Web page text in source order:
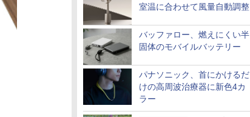
室温に合わせて風量自動調整
バッファロー、燃えにくい半
固体のモバイルバッテリー
パナソニック、首にかけるだ
けの高周波治療器に新色4カ
ラー